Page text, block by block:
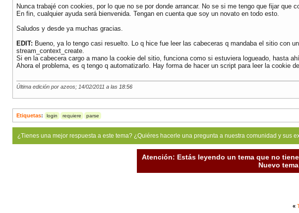
Nunca trabajé con cookies, por lo que no se por donde arrancar. No se si me tengo que fijar que
En fin, cualquier ayuda será bienvenida. Tengan en cuenta que soy un novato en todo esto.
Saludos y desde ya muchas gracias.
EDIT: Bueno, ya lo tengo casi resuelto. Lo q hice fue leer las cabeceras q mandaba el sitio con
stream_context_create.
Si en la cabecera cargo a mano la cookie del sitio, funciona como si estuviera logueado, hasta
Ahora el problema, es q tengo q automatizarlo. Hay forma de hacer un script para leer la cookie
Última edición por azeos; 14/02/2011 a las 18:56
Etiquetas: login requiere parse
¿Tienes una mejor respuesta a este tema? ¿Quiéres hacerle una pregunta a nuestra comunidad y sus
Atención: Estás leyendo un tema que no
Nuevo
«